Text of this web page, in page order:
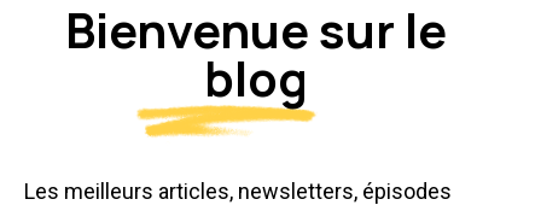
Bienvenue sur le
blog
Les meilleurs articles, newsletters, épisodes